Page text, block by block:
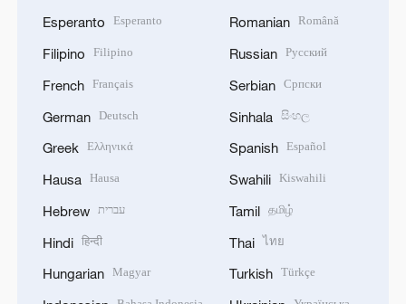
Esperanto Esperanto
Filipino Filipino
French Français
German Deutsch
Greek Ελληνικά
Hausa Hausa
Hebrew עברית
Hindi हिन्दी
Hungarian Magyar
Romanian Română
Russian Русский
Serbian Српски
Sinhala සිංහල
Spanish Español
Swahili Kiswahili
Tamil தமிழ்
Thai ไทย
Turkish Türkçe